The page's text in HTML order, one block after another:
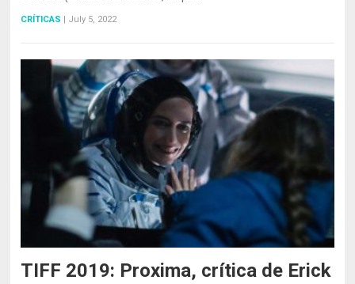
CRÍTICAS July 5, 2022
TIFF 2019: Proxima, crítica de Erick